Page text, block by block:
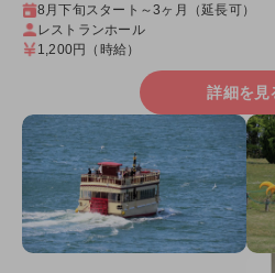
8月下旬スタート～3ヶ月（延長可）
レストランホール
1,200円
（時給）
詳細を見